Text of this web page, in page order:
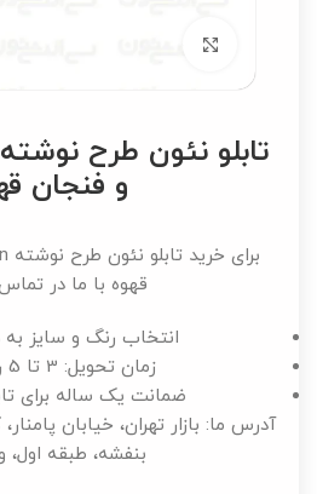
و فنجان
قهوه با ما در
انتخاب رنگ و سایز به
زمان تحویل: 3 تا 5 روز کاری
ضمانت یک ساله برای
آدرس ما: بازار تهران، خیابان
بنفشه، طبقه اول،